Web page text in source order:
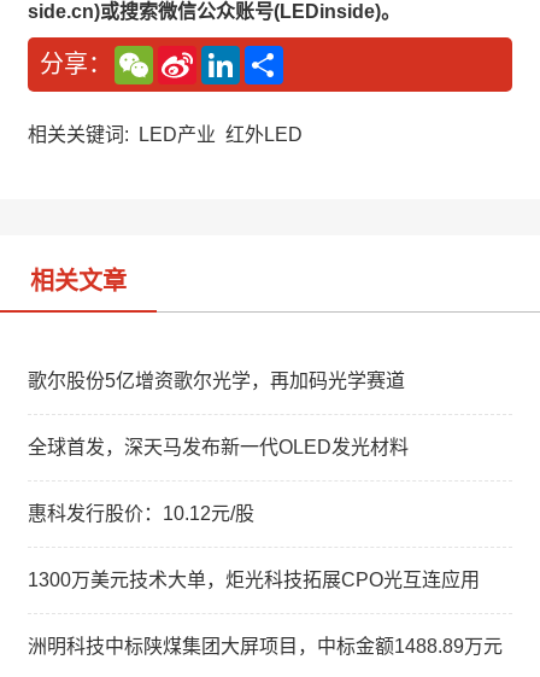
side.cn)或搜索微信公众账号(LEDinside)。
分享：
W
e
C
a
S
n
W
L
n
e
相关关键词: LED产业 红外LED
相关文章
歌尔股份5亿增资歌尔光学，再加码光学赛道
全球首发，深天马发布新一代OLED发光材料
惠科发行股价：10.12元/股
1300万美元技术大单，炬光科技拓展CPO光互连应用
洲明科技中标陕煤集团大屏项目，中标金额1488.89万元